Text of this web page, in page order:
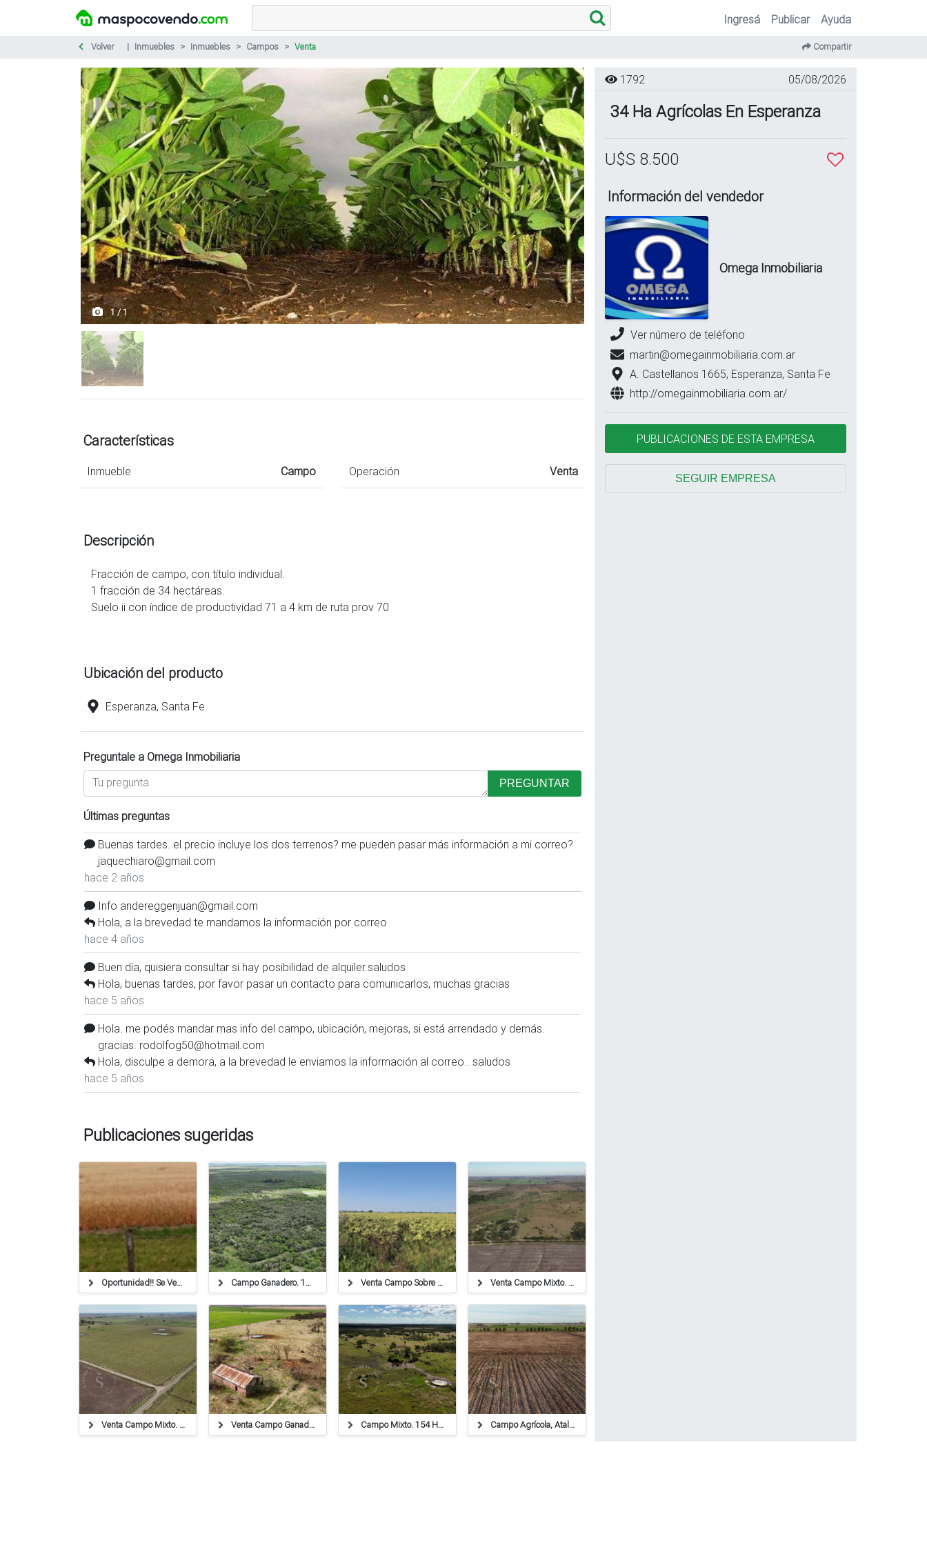
Ingresá Publicar Ayuda
Volver Inmuebles Inmuebles Campos Venta Compartir
1 / 1
Características
Inmueble Campo Operación Venta
Descripción
Fracción de campo, con título individual.
1 fracción de 34 hectáreas.
Suelo ii con índice de productividad 71 a 4 km de ruta prov 70
Ubicación del producto
Esperanza, Santa Fe
Preguntale a Omega Inmobiliaria
PREGUNTAR
Últimas preguntas
Buenas tardes. el precio incluye los dos terrenos? me pueden pasar más información a mi correo?
jaquechiaro@gmail.com
hace 2 años
Info andereggenjuan@gmail.com
Hola, a la brevedad te mandamos la información por correo
hace 4 años
Buen día, quisiera consultar si hay posibilidad de alquiler.saludos
Hola, buenas tardes, por favor pasar un contacto para comunicarlos, muchas gracias
hace 5 años
Hola. me podés mandar mas info del campo, ubicación, mejoras, si está arrendado y demás.
gracias. rodolfog50@hotmail.com
Hola, disculpe a demora, a la brevedad le enviamos la información al correo.. saludos
hace 5 años
Publicaciones sugeridas
Oportunidad!! Se Venden 72 Has Agricolas. Suelo 1! Campo Ganadero. 113 Ha. La Cabral, Santa Fe Venta Campo Sobre Asfalto Venta Campo Mixto. 50 Ha. Calchaquí, Santa Fe.
Venta Campo Mixto. 64 Ha. La Criolla, Santa Fe. Venta Campo Ganadero. 128 Ha. La Pelada, Santa Fe. Campo Mixto. 154 Ha. Sa Pereira, Santa Fe. Campo Agrícola, Ataliva, Santa Fe. 51 Hectárea.
1792 05/08/2026
34 Ha Agrícolas En Esperanza
U$S 8.500
Información del vendedor
Omega Inmobiliaria
Ver número de teléfono
martin@omegainmobiliaria.com.ar
A. Castellanos 1665, Esperanza, Santa Fe
http://omegainmobiliaria.com.ar/
PUBLICACIONES DE ESTA EMPRESA
SEGUIR EMPRESA